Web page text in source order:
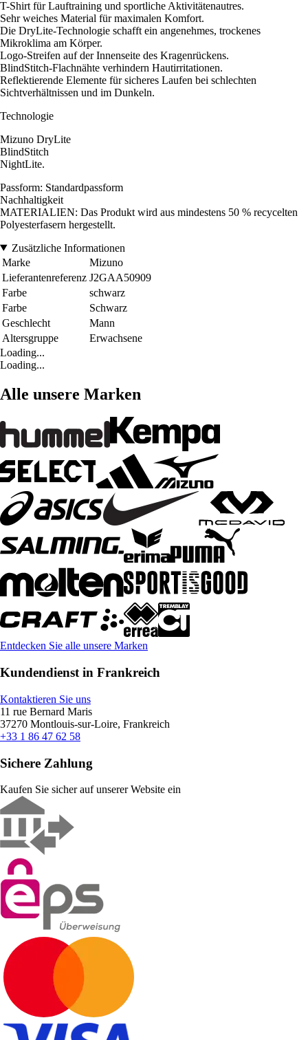
T-Shirt für Lauftraining und sportliche Aktivitätenautres.
Sehr weiches Material für maximalen Komfort.
Die DryLite-Technologie schafft ein angenehmes, trockenes
Mikroklima am Körper.
Logo-Streifen auf der Innenseite des Kragenrückens.
BlindStitch-Flachnähte verhindern Hautirritationen.
Reflektierende Elemente für sicheres Laufen bei schlechten
Sichtverhältnissen und im Dunkeln.
Technologie
Mizuno DryLite
BlindStitch
NightLite.
Passform: Standardpassform
Nachhaltigkeit
MATERIALIEN: Das Produkt wird aus mindestens 50 % recycelten
Polyesterfasern hergestellt.
Zusätzliche Informationen
Marke
Mizuno
Lieferantenreferenz J2GAA50909
Farbe
schwarz
Farbe
Schwarz
Geschlecht
Mann
Altersgruppe
Erwachsene
Loading...
Loading...
Alle unsere Marken
Entdecken Sie alle unsere Marken
Kundendienst in Frankreich
Kontaktieren Sie uns
11 rue Bernard Maris
37270 Montlouis-sur-Loire, Frankreich
+33 1 86 47 62 58
Sichere Zahlung
Kaufen Sie sicher auf unserer Website ein